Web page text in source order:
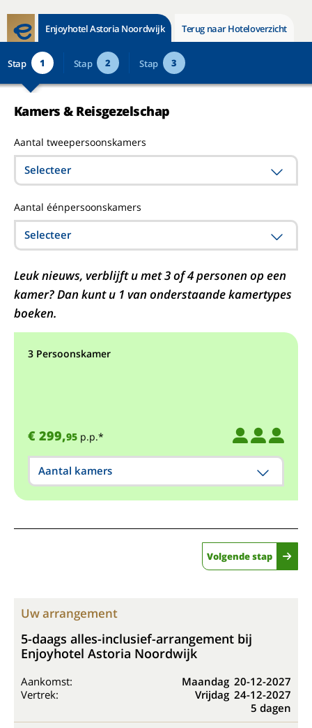
Enjoyhotel Astoria Noordwijk Terug naar Hoteloverzicht
Stap 1 Stap 2 Stap 3
Kamers & Reisgezelschap
Aantal tweepersoonskamers
Selecteer
Aantal éénpersoonskamers
Selecteer
Leuk nieuws, verblijft u met 3 of 4 personen op een
kamer? Dan kunt u 1 van onderstaande kamertypes
boeken.
3 Persoonskamer
€ 299,95 p.p.*
Aantal kamers
Volgende stap
Uw arrangement
5-daags alles-inclusief-arrangement bij
Enjoyhotel Astoria Noordwijk
Aankomst: Maandag 20-12-2027
Vertrek:
Vrijdag 24-12-2027
5 dagen